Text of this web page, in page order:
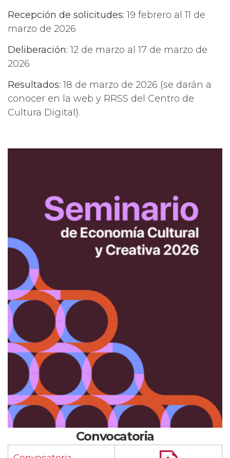
Recepción de solicitudes: 19 febrero al 11 de
marzo de 2026
Deliberación: 12 de marzo al 17 de marzo de
2026
Resultados: 18 de marzo de 2026 (se darán a
conocer en la web y RRSS del Centro de
Cultura Digital).
Convocatoria